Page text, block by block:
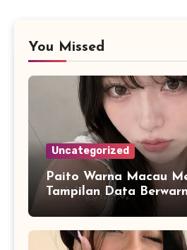
You Missed
Uncategorized
Paito Warna Macau
Tampilan Data
Membantu Analisis